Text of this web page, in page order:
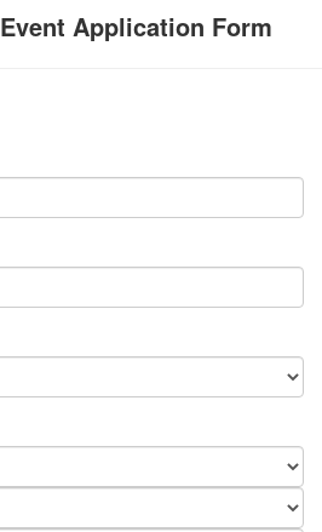
Event Application Form